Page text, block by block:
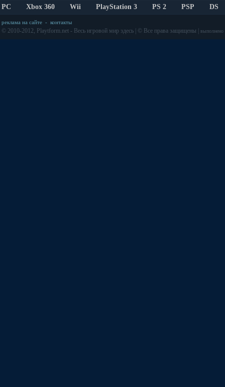
PC Xbox 360 Wii PlayStation 3 PS 2 PSP DS
реклама на сайте - контакты
© 2010-2012, Playtform.net - Весь игровой мир здесь | © Все права защищены | выполнено